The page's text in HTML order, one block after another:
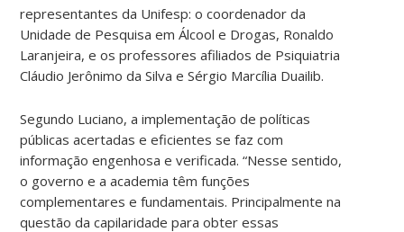
representantes da Unifesp: o coordenador da
Unidade de Pesquisa em Álcool e Drogas, Ronaldo
Laranjeira, e os professores afiliados de Psiquiatria
Cláudio Jerônimo da Silva e Sérgio Marcília Duailib.
Segundo Luciano, a implementação de políticas
públicas acertadas e eficientes se faz com
informação engenhosa e verificada. “Nesse sentido,
o governo e a academia têm funções
complementares e fundamentais. Principalmente na
questão da capilaridade para obter essas